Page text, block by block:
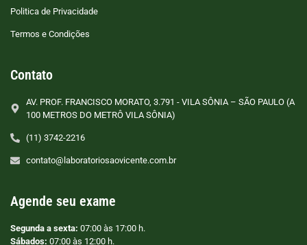
Politica de Privacidade
Termos e Condições
Contato
AV. PROF. FRANCISCO MORATO, 3.791 - VILA SÔNIA – SÃO PAULO (A
100 METROS DO METRÔ VILA SÔNIA)
(11) 3742-2216
contato@laboratoriosaovicente.com.br
Agende seu exame
Segunda a sexta: 07:00 às 17:00 h.
Sábados: 07:00 às 12:00 h.